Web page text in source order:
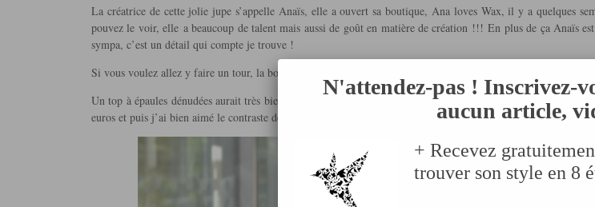
La créatrice de cette jolie jupe s’appelle Anaïs, elle a ouvert sa boutique, Ana loves Wax, il y a quelques
pouvez le voir, elle a beaucoup de talent mais aussi de goût en matière de création !!! En plus de ça Anaïs
sympa, c’est un détail qui compte je trouve !
Si vous voulez allez y faire un tour, la boutique est par ici –>
Un top à épaules dénudées aurait très bien fait l’affaire aussi, mais j’adore ce petit haut Zara que j’ai shoppé
euros et puis j’ai bien aimé le contraste des imprimés donc le top à épaules dénudées, ce sera pour une
N'attendez-pas ! Inscrivez-
aucun article,
+ Recevez
trouver son style en 8